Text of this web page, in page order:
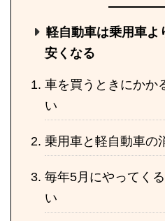
軽自動車は乗用車よ
安くなる
車を買うときにかか
い
乗用車と軽自動車の
毎年5月にやってく
い